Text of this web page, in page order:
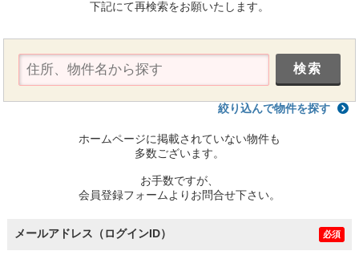
下記にて再検索をお願いたします。
絞り込んで物件を探す
ホームページに掲載されていない物件も
多数ございます。
お手数ですが、
会員登録フォームよりお問合せ下さい。
メールアドレス（ログインID） 必須